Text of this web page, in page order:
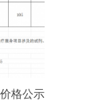
格公示